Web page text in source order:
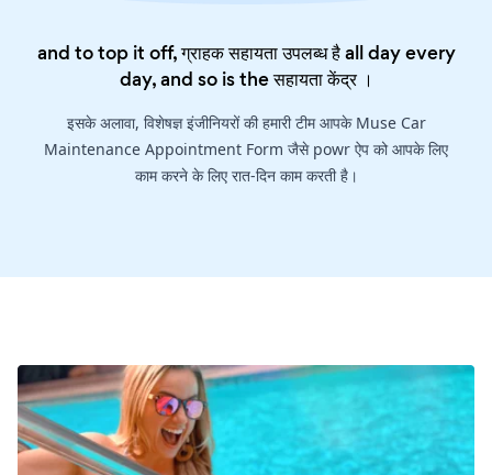
and to top it off, ग्राहक सहायता उपलब्ध है all day every
day, and so is theसहायता केंद्र।
इसके अलावा, विशेषज्ञ इंजीनियरों की हमारी टीम आपके Muse Car
Maintenance Appointment Form जैसे powr ऐप को आपके लिए
काम करने के लिए रात-दिन काम करती है।